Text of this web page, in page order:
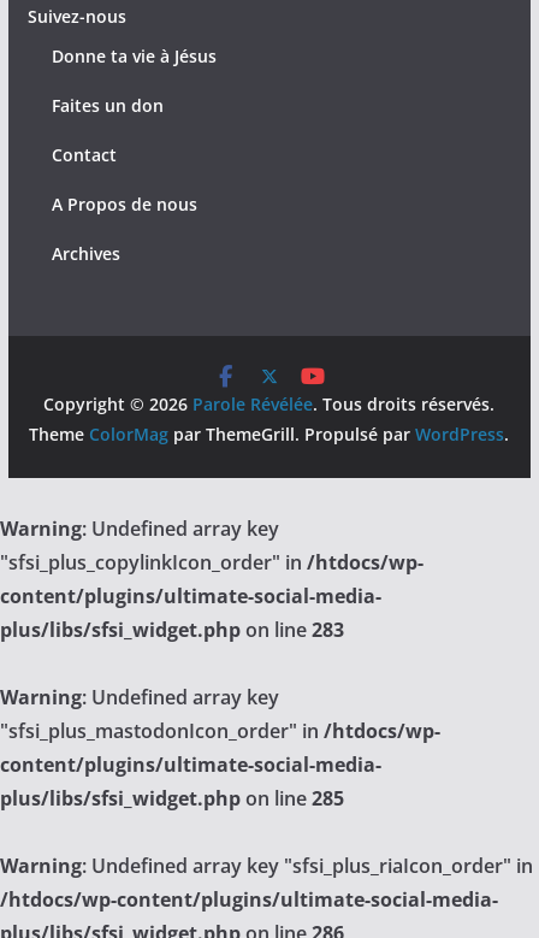
Suivez-nous
Donne ta vie à Jésus
Faites un don
Contact
A Propos de nous
Archives
Copyright © 2026 Parole Révélée. Tous droits réservés.
Theme ColorMag par ThemeGrill. Propulsé parWordPress.
Warning: Undefined array key
"sfsi_plus_copylinkIcon_order" in /htdocs/wp-
content/plugins/ultimate-social-media-
plus/libs/sfsi_widget.phpon line283
Warning: Undefined array key
"sfsi_plus_mastodonIcon_order" in /htdocs/wp-
content/plugins/ultimate-social-media-
plus/libs/sfsi_widget.phpon line285
Warning: Undefined array key "sfsi_plus_riaIcon_order" in
/htdocs/wp-content/plugins/ultimate-social-media-
plus/libs/sfsi_widget.phpon line286